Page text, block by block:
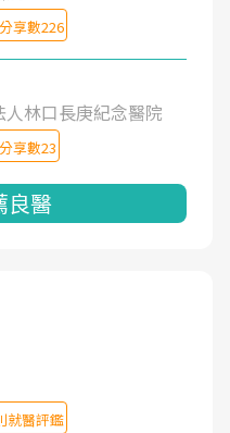
分享數226
林口長庚紀念醫院
分享數23
良醫
就醫評鑑